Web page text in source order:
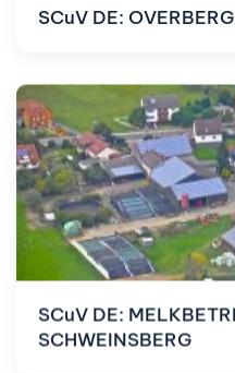
SCuV DE:
SCuV DE:
SCHWEINSBERG